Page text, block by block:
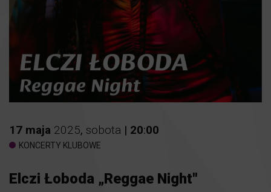
17 maja 2025, sobota | 20:00
KONCERTY KLUBOWE
Elczi Łoboda „Reggae Night"